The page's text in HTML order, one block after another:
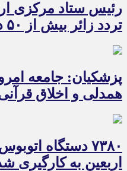
رئیس ستاد مرکزی
تردد زائر بیش از ۵۰ درصد است
پزشکیان: جامعه
همدلی و اخلاق قرآنی
۷۳۸۰ دستگاه
اربعین به‌ کارگیری